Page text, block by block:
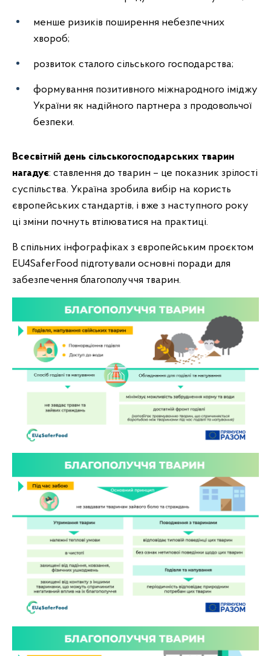
менше ризиків поширення небезпечних
хвороб;
розвиток сталого сільського господарства;
формування позитивного міжнародного іміджу
України як надійного партнера з продовольчої
безпеки.
Всесвітній день сільськогосподарських тварин
нагадує: ставлення до тварин – це показник зрілості
суспільства. Україна зробила вибір на користь
європейських стандартів, і вже з наступного року
ці зміни почнуть втілюватися на практиці.
В спільних інфографіках з європейським проєктом
EU4SaferFood підготували основні поради для
забезпечення благополуччя тварин.